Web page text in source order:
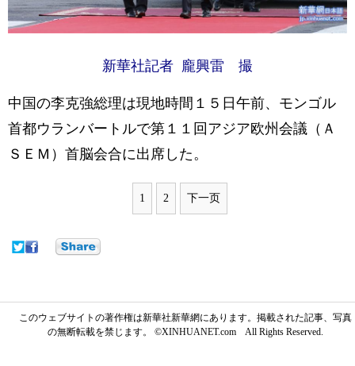
新華社記者 龐興雷 撮
中国の李克強総理は現地時間１５日午前、モンゴル
首都ウランバートルで第１１回アジア欧州会議（Ａ
ＳＥＭ）首脳会合に出席した。
1 2 下一页
このウェブサイトの著作権は新華社新華網にあります。掲載された記事、写真
の無断転載を禁じます。 ©XINHUANET.com All Rights Reserved.